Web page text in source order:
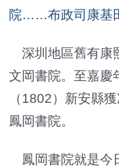
院……布政司康基
深圳地區舊有康
文岡書院。至嘉慶
（1802）新安縣
鳳岡書院。
鳳岡書院就是今